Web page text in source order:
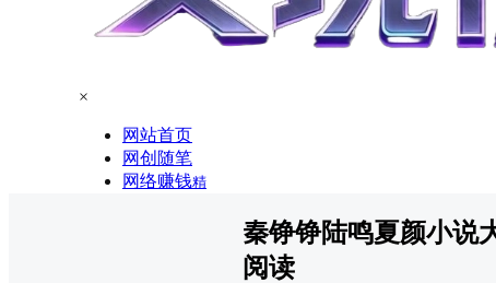
×
网站首页
网创随笔
网络赚钱精
秦铮铮陆鸣夏颜小说
阅读